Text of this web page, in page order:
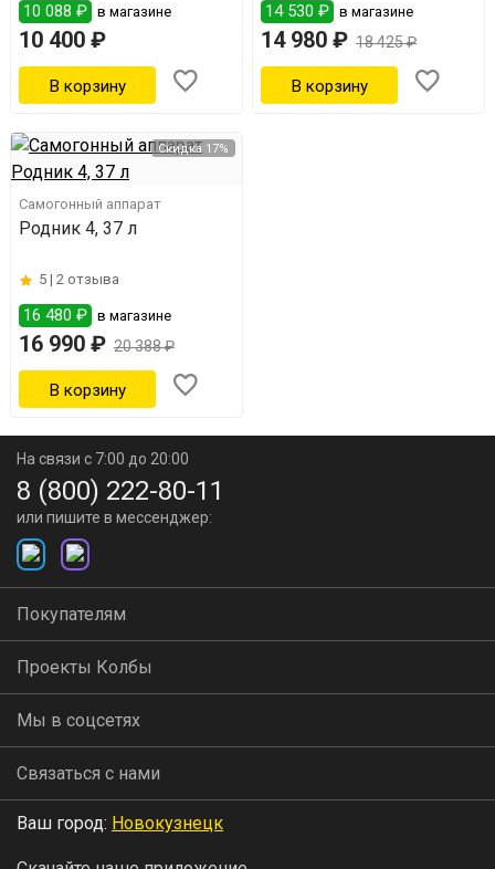
10 088 ₽ в магазине
10 400 ₽
14 530 ₽ в магазине
14 980 ₽ 18 425 ₽
Скидка 17%
Самогонный аппарат
Родник 4, 37 л
5 | 2 отзыва
16 480 ₽ в магазине
16 990 ₽ 20 388 ₽
На связи с 7:00 до 20:00
8 (800) 222-80-11
или пишите в мессенджер:
Покупателям
Проекты Колбы
Мы в соцсетях
Связаться с нами
Ваш город: Новокузнецк